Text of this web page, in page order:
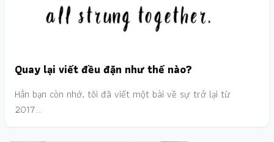
Quay lại viết đều đặn như thế nào?
Hẳn bạn còn nhớ, tôi đã viết một bài về sự trở lại từ
2017…